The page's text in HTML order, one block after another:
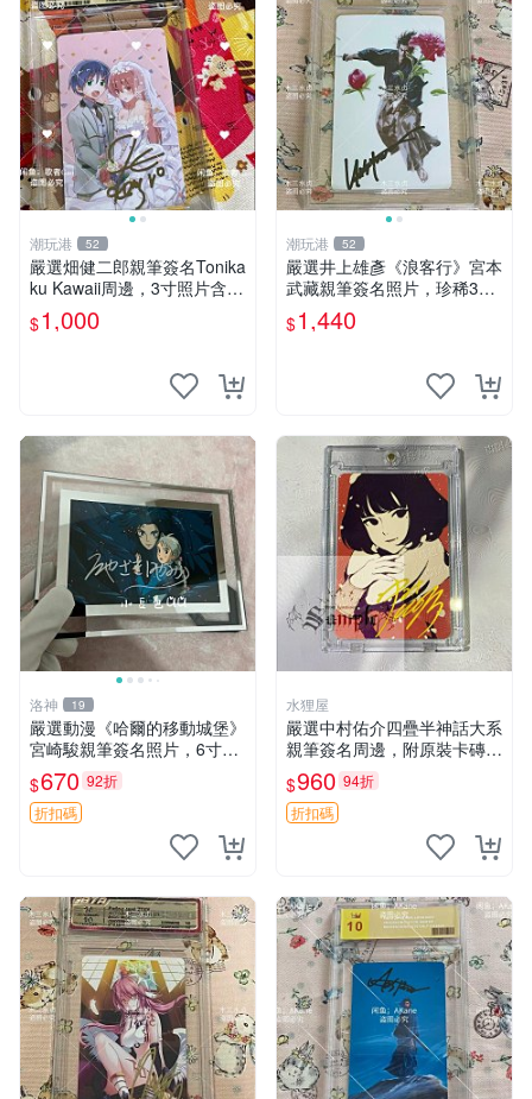
潮玩港 52
嚴選畑健二郎親筆簽名Tonika
ku Kawaii周邊，3寸照片含原
裝卡匣。收藏家直供，保真可
靠。 Tonikaku Kawaii 畑健二
$1,000
潮玩港 52
嚴選井上雄彥《浪客行》宮本
武藏親筆簽名照片，珍稀3英
寸國外直帶原圖實物 浪客行
紙質 簽名 宮本武藏
$1,440
洛神 19
嚴選動漫《哈爾的移動城堡》
宮崎駿親筆簽名照片，6寸含
框珍藏版 哈爾的移動城堡 簽
名照 公仔周邊
$670 92折
折扣碼
水狸屋
嚴選中村佑介四疊半神話大系
親筆簽名周邊，附原裝卡磚
亞克力照片 3寸大小 簽名照
收藏級 周邊商品
$960 94折
折扣碼